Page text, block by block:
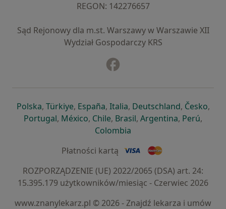
REGON: ⁠142276657
Sąd Rejonowy dla m.st. Warszawy w Warszawie XII
Wydział Gospodarczy KRS
Polskaotwiera się w nowej karcie
, Türkiyeotwiera się w nowej karcie
, Españaotwiera się w nowej karcie
, Italiaotwiera się w nowej
, Deutschlandotwiera się
, Česko,
Portugalotwiera się w nowej karcie
, Méxicootwiera się w nowej karcie
, Chileotwiera się w nowej karcie
, Brasilotwiera się w nowej
, Argentinaotwiera się
, Perú,
Colombia
Płatności kartą
ROZPORZĄDZENIE (UE) 2022/2065 (DSA) art. 24:
15.395.179 użytkowników/miesiąc - Czerwiec 2026
www.znanylekarz.pl © 2026 - Znajdź lekarza i umów